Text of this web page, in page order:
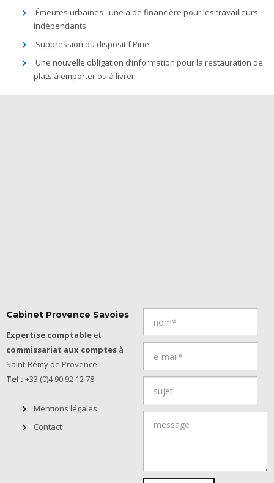
Émeutes urbaines : une aide financière pour les travailleurs
indépendants
Suppression du dispositif Pinel
Une nouvelle obligation d’information pour la restauration de
plats à emporter ou à livrer
Cabinet Provence Savoies
Expertise comptable et
commissariat aux comptes à
Saint-Rémy de Provence.
Tel : +33 (0)4 90 92 12 78
Mentions légales
Contact